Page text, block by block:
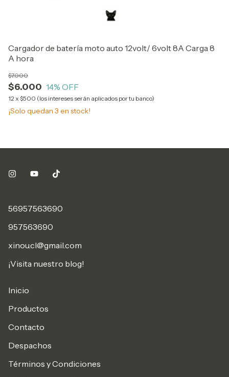
Cargador de batería moto auto 12volt/ 6volt 8A Carga 8
A hora
$6.000
$7.000
14% OFF
12 x $500 (los intereses serán aplicados por tu banco)
¡Solo quedan 3 en stock!
56957563690
957563690
xinou.cl@gmail.com
¡Visita nuestro blog!
Inicio
Productos
Contacto
Despachos
Términos y Condiciones